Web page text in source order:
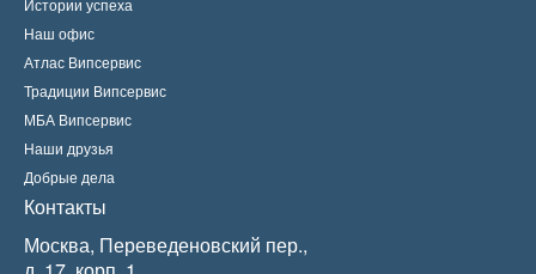
Истории успеха
Наш офис
Атлас Випсервис
Традиции Випсервис
МБА Випсервис
Наши друзья
Добрые дела
Контакты
Москва, Переведеновский пер.,